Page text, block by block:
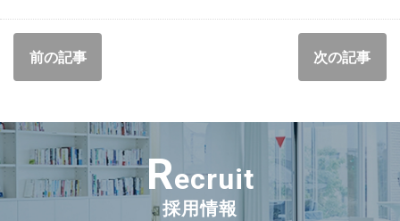
前の記事 次の記事
Recruit
採用情報